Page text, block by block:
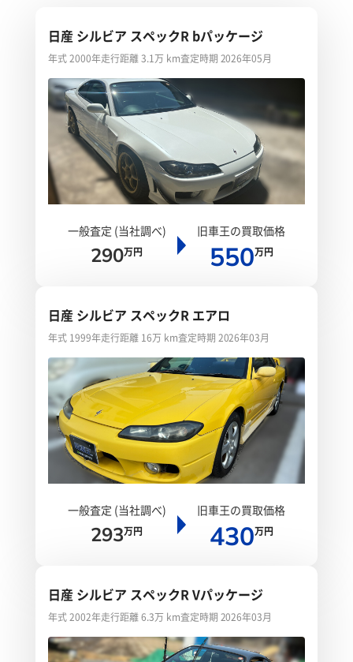
日産 シルビア スペックR bパッケージ
年式 2000年走行距離 3.1万 km査定時期 2026年05月
一般査定 (当社調べ)
290万円
旧車王の買取価格
550万円
日産 シルビア スペックR エアロ
年式 1999年走行距離 16万 km査定時期 2026年03月
一般査定 (当社調べ)
293万円
旧車王の買取価格
430万円
日産 シルビア スペックR Vパッケージ
年式 2002年走行距離 6.3万 km査定時期 2026年03月